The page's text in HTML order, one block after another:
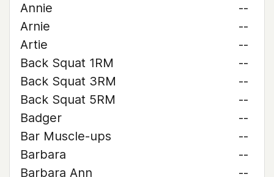
Annie
--
Arnie
--
Artie
--
Back Squat 1RM
--
Back Squat 3RM
--
Back Squat 5RM
--
Badger
--
Bar Muscle-ups
--
Barbara
--
Barbara Ann
--